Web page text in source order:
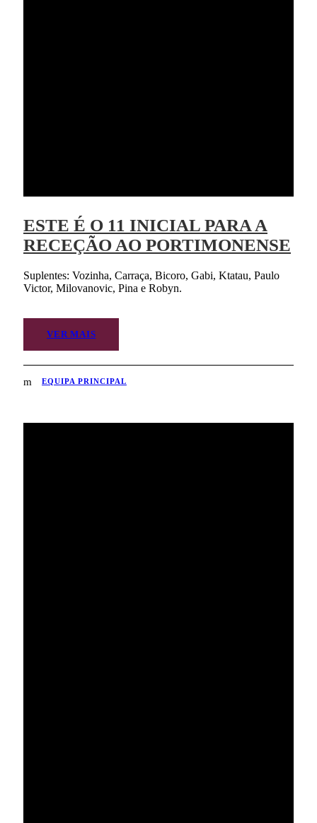
ESTE É O 11 INICIAL PARA A
RECEÇÃO AO PORTIMONENSE
Suplentes: Vozinha, Carraça, Bicoro, Gabi, Ktatau, Paulo
Victor, Milovanovic, Pina e Robyn.
VER MAIS
EQUIPA PRINCIPAL